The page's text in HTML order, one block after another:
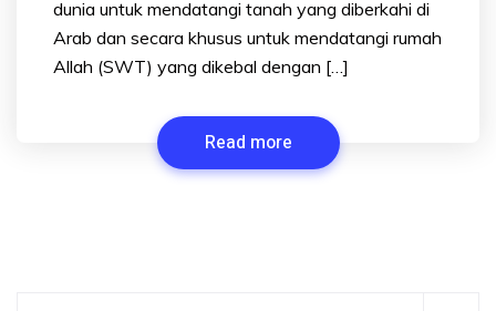
dunia untuk mendatangi tanah yang diberkahi di
Arab dan secara khusus untuk mendatangi rumah
Allah (SWT) yang dikebal dengan […]
Read more